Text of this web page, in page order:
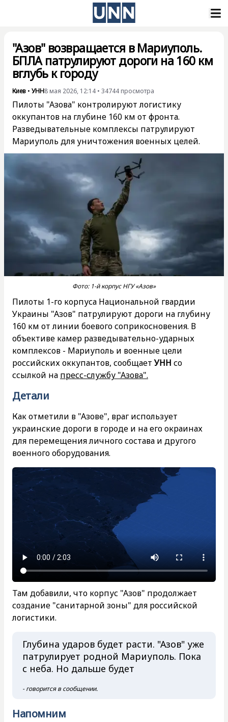
"Азов" возвращается в Мариуполь.
БПЛА патрулируют дороги на 160 км
вглубь к городу
Киев • УНН8 мая 2026, 12:14 • 34744 просмотра
Пилоты "Азова" контролируют логистику
оккупантов на глубине 160 км от фронта.
Разведывательные комплексы патрулируют
Мариуполь для уничтожения военных целей.
Фото: 1-й корпус НГУ «Азов»
Пилоты 1-го корпуса Национальной гвардии
Украины "Азов" патрулируют дороги на глубину
160 км от линии боевого соприкосновения. В
объективе камер разведывательно-ударных
комплексов - Мариуполь и военные цели
российских оккупантов, сообщаетУНН со
ссылкой на пресс-службу "Азова".
Детали
Как отметили в "Азове", враг использует
украинские дороги в городе и на его окраинах
для перемещения личного состава и другого
военного оборудования.
Там добавили, что корпус "Азов" продолжает
создание "санитарной зоны" для российской
логистики.
Глубина ударов будет расти. "Азов" уже
патрулирует родной Мариуполь. Пока
с неба. Но дальше будет
- говорится в сообщении.
Напомним